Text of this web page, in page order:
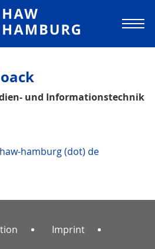
University of Applied
und Informationstechnik
hamburg (dot) de
Imprint